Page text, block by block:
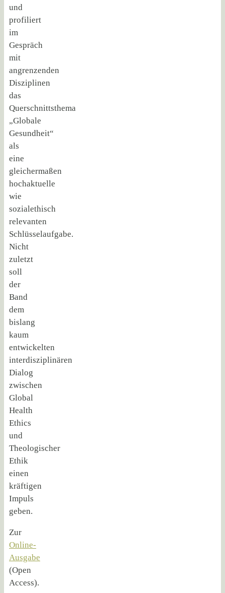
und
profiliert
im
Gespräch
mit
angrenzenden
Disziplinen
das
Querschnittsthema
„Globale
Gesundheit“
als
eine
gleichermaßen
hochaktuelle
wie
sozialethisch
relevanten
Schlüsselaufgabe.
Nicht
zuletzt
soll
der
Band
dem
bislang
kaum
entwickelten
interdisziplinären
Dialog
zwischen
Global
Health
Ethics
und
Theologischer
Ethik
einen
kräftigen
Impuls
geben.
Zur
Online-
Ausgabe
(Open
Access).